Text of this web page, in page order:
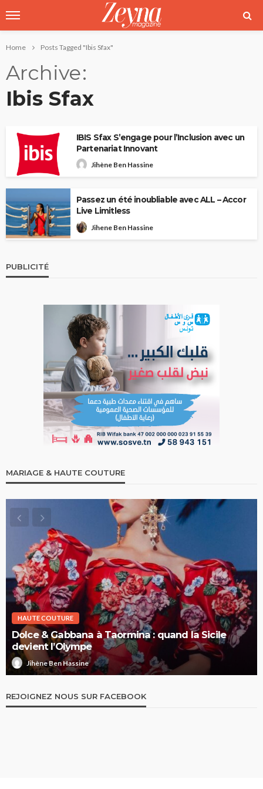
Home Posts Tagged "Ibis Sfax"
Archive
Ibis Sfax
IBIS Sfax S’engage pour l’Inclusion avec un
Partenariat Innovant
Jihène Ben Hassine
Passez un été inoubliable avec ALL – Accor
Live Limitless
Jihene Ben Hassine
PUBLICITÉ
MARIAGE & HAUTE COUTURE
HAUTE COUTURE
Dolce & Gabbana à Taormina : quand la Sicile
devient l’Olympe
Jihène Ben Hassine
REJOIGNEZ NOUS SUR FACEBOOK